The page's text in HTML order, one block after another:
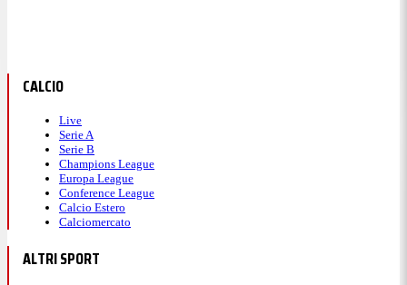
CALCIO
Live
Serie A
Serie B
Champions League
Europa League
Conference League
Calcio Estero
Calciomercato
ALTRI SPORT